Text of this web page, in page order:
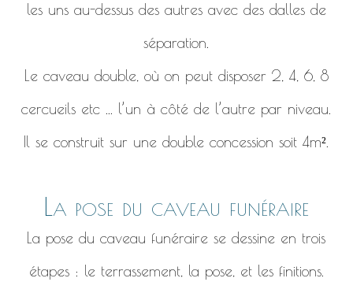
les uns au-dessus des autres avec des dalles de
séparation.
Le caveau double, où on peut disposer 2, 4, 6, 8
cercueils etc ... l’un à côté de l’autre par niveau.
Il se construit sur une double concession soit 4m².
La pose du caveau funéraire
La pose du caveau funéraire se dessine en trois
étapes : le terrassement, la pose, et les finitions.